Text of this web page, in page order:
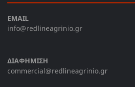
EMAIL
info@redlineagrinio.gr
ΔΙΑΦΗΜΙΣΗ
commercial@redlineagrinio.gr